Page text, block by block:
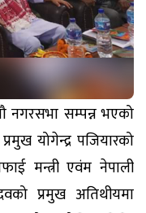
नगरसभा सम्पन्न भएको
योगेन्द्र पजियारको
मन्त्री एवंम नेपाली
प्रमुख अतिथीयमा